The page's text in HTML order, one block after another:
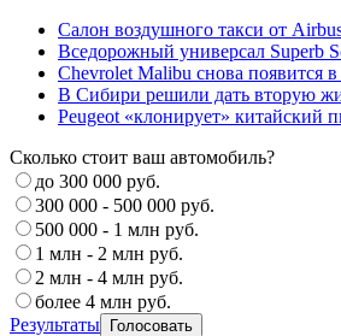
Салон воздушного такси от
Вседорожный универсал Superb
Chevrolet Malibu снова появится
В Сибири решили дать вторую
Peugeot «клонирует» китайский
Сколько стоит ваш автомобиль?
до 300 000 руб.
300 000 - 500 000 руб.
500 000 - 1 млн руб.
1 млн - 2 млн руб.
2 млн - 4 млн руб.
более 4 млн руб.
Результаты